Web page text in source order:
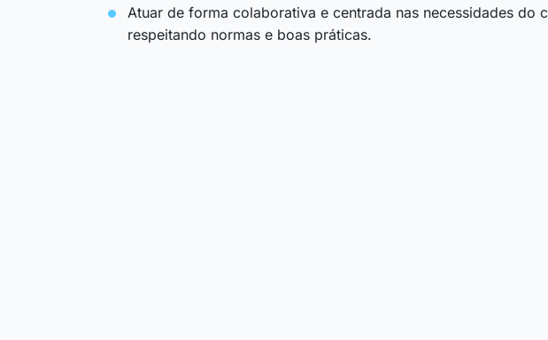
Atuar de forma colaborativa e centrada nas necessidades do
respeitando normas e boas práticas.